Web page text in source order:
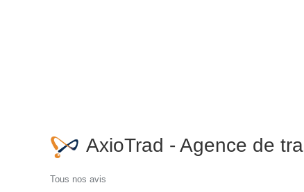
AxioTrad - Agence de
Tous nos avis